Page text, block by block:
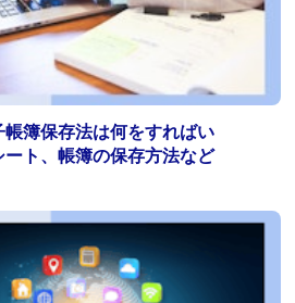
簿保存法は何をすればい
ト、帳簿の保存方法など